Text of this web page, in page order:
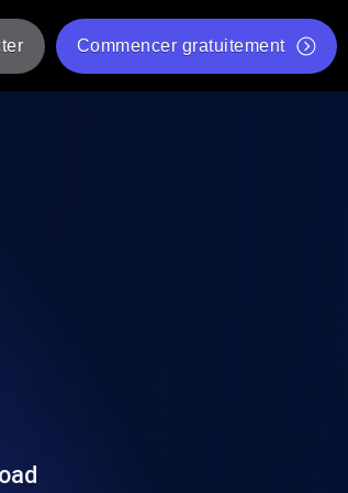
25+
d'API
Gratuits
Commencer gratuitement